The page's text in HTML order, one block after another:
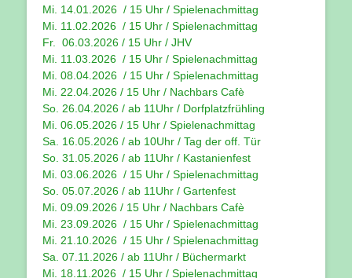
Mi. 14.01.2026 / 15 Uhr / Spielenachmittag
Mi. 11.02.2026 / 15 Uhr / Spielenachmittag
Fr. 06.03.2026 / 15 Uhr / JHV
Mi. 11.03.2026 / 15 Uhr / Spielenachmittag
Mi. 08.04.2026 / 15 Uhr / Spielenachmittag
Mi. 22.04.2026 / 15 Uhr / Nachbars Cafè
So. 26.04.2026 / ab 11Uhr / Dorfplatzfrühling
Mi. 06.05.2026 / 15 Uhr / Spielenachmittag
Sa. 16.05.2026 / ab 10Uhr / Tag der off. Tür
So. 31.05.2026 / ab 11Uhr / Kastanienfest
Mi. 03.06.2026 / 15 Uhr / Spielenachmittag
So. 05.07.2026 / ab 11Uhr / Gartenfest
Mi. 09.09.2026 / 15 Uhr / Nachbars Cafè
Mi. 23.09.2026 / 15 Uhr / Spielenachmittag
Mi. 21.10.2026 / 15 Uhr / Spielenachmittag
Sa. 07.11.2026 / ab 11Uhr / Büchermarkt
Mi. 18.11.2026 / 15 Uhr / Spielenachmittag